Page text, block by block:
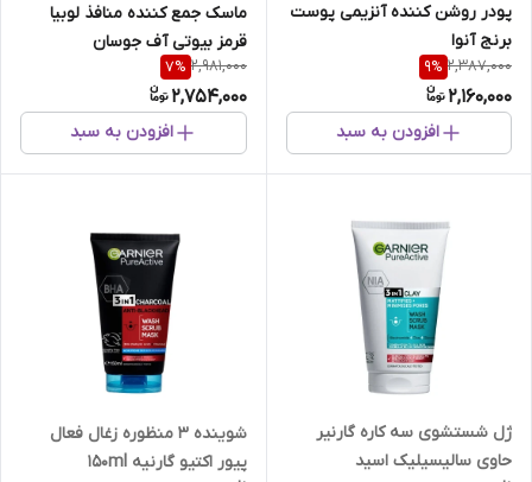
پودر روشن کننده آنزیمی پوست
برنج آنوا
2,387,000
9%
2,160,000
افزودن به سبد
ماسک جمع کننده منافذ لوبیا
قرمز بیوتی آف جوسان
2,981,000
7%
2,754,000
افزودن به سبد
ژل شستشوی سه کاره گارنیر
حاوی سالیسیلیک اسید
شوینده 3 منظوره زغال فعال
پیور اکتیو گارنیه 150ml